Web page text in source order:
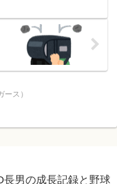
ス）
男の成長記録と野球